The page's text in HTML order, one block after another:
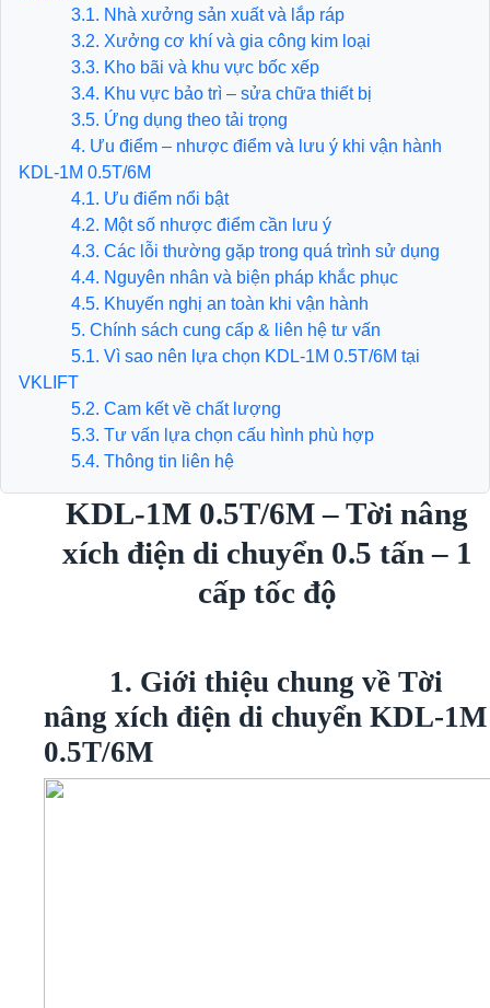
3.1. Nhà xưởng sản xuất và lắp ráp
​​​​​​​3.2. Xưởng cơ khí và gia công kim loại
3.3. Kho bãi và khu vực bốc xếp
3.4. Khu vực bảo trì – sửa chữa thiết bị
3.5. Ứng dụng theo tải trọng
4. Ưu điểm – nhược điểm và lưu ý khi vận hành
KDL-1M 0.5T/6M
4.1. Ưu điểm nổi bật
4.2. Một số nhược điểm cần lưu ý
​​​​​​​4.3. Các lỗi thường gặp trong quá trình sử dụng
​​​​​​​4.4. Nguyên nhân và biện pháp khắc phục
4.5. Khuyến nghị an toàn khi vận hành
5. Chính sách cung cấp & liên hệ tư vấn
5.1. Vì sao nên lựa chọn KDL-1M 0.5T/6M tại
VKLIFT
5.2. Cam kết về chất lượng
​​​​​​​5.3. Tư vấn lựa chọn cấu hình phù hợp
​​​​​​​5.4. Thông tin liên hệ
KDL-1M 0.5T/6M – Tời nâng
xích điện di chuyển 0.5 tấn – 1
cấp tốc độ
1. Giới thiệu chung về Tời
nâng xích điện di chuyển KDL-1M
0.5T/6M